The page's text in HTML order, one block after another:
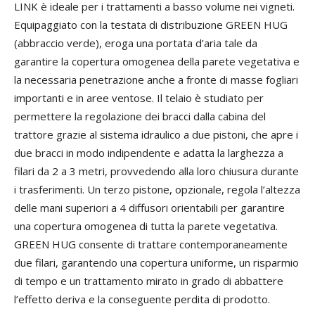
LINK è ideale per i trattamenti a basso volume nei vigneti.
Equipaggiato con la testata di distribuzione GREEN HUG
(abbraccio verde), eroga una portata d’aria tale da
garantire la copertura omogenea della parete vegetativa e
la necessaria penetrazione anche a fronte di masse fogliari
importanti e in aree ventose. Il telaio è studiato per
permettere la regolazione dei bracci dalla cabina del
trattore grazie al sistema idraulico a due pistoni, che apre i
due bracci in modo indipendente e adatta la larghezza a
filari da 2 a 3 metri, provvedendo alla loro chiusura durante
i trasferimenti. Un terzo pistone, opzionale, regola l’altezza
delle mani superiori a 4 diffusori orientabili per garantire
una copertura omogenea di tutta la parete vegetativa.
GREEN HUG consente di trattare contemporaneamente
due filari, garantendo una copertura uniforme, un risparmio
di tempo e un trattamento mirato in grado di abbattere
l’effetto deriva e la conseguente perdita di prodotto.